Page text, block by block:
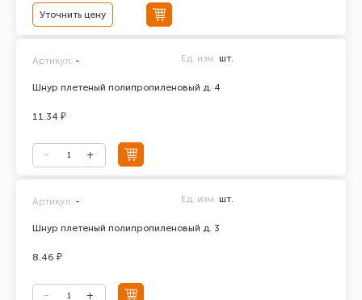
Уточнить цену
Шнур плетеный полипропиленовый д. 4
Артикул: - Ед. изм. шт.
11.34 ₽
Шнур плетеный полипропиленовый д. 3
Артикул: - Ед. изм. шт.
8.46 ₽